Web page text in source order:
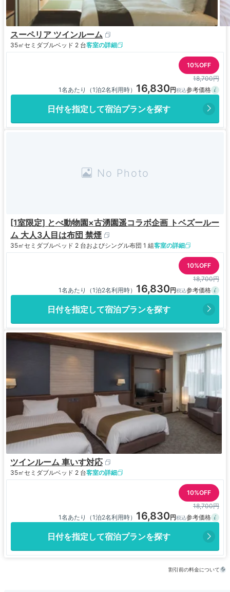
スーペリア ツインルーム
35㎡セミダブルベッド 2 台客室の詳細
10%OFF
18,700円
1名あたり（1泊2名利用時） 16,830
日付を指定して宿泊プランを探す
[1室限定] とべ動物園×古湧園遥コラボ企画 トベズールー
ム 大人3人目は布団 禁煙
35㎡セミダブルベッド 2 台およびシングル布団 1 組客室の詳細
10%OFF
18,700円
1名あたり（1泊2名利用時） 16,830
日付を指定して宿泊プランを探す
ツインルーム 車いす対応
35㎡セミダブルベッド 2 台客室の詳細
10%OFF
18,700円
1名あたり（1泊2名利用時） 16,830
日付を指定して宿泊プランを探す
割引前の料金について